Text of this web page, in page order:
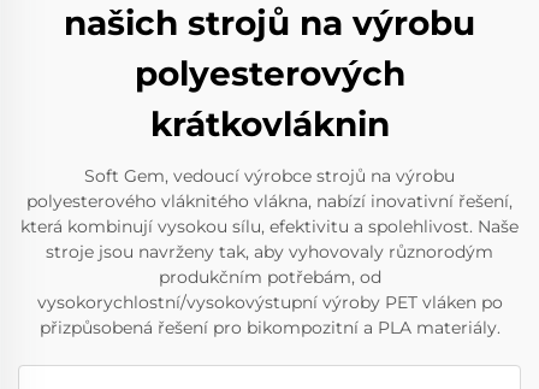
našich strojů na výrobu
polyesterových
krátkovláknin
Soft Gem, vedoucí výrobce strojů na výrobu
polyesterového vláknitého vlákna, nabízí inovativní řešení,
která kombinují vysokou sílu, efektivitu a spolehlivost. Naše
stroje jsou navrženy tak, aby vyhovovaly různorodým
produkčním potřebám, od
vysokorychlostní/vysokovýstupní výroby PET vláken po
přizpůsobená řešení pro bikompozitní a PLA materiály.